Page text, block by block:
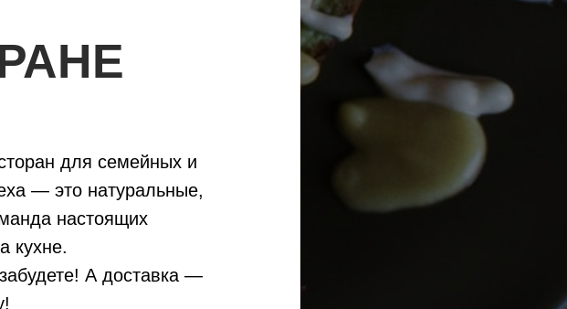
для семейных и
— это натуральные,
настоящих
кухне.
А доставка —